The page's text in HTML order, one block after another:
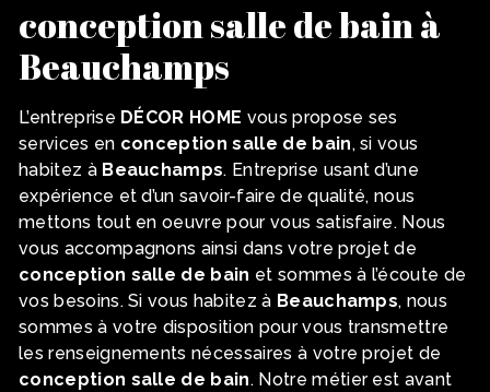
conception salle de bain à
Beauchamps
L’entreprise DÉCOR HOME vous propose ses
services en conception salle de bain, si vous
habitez à Beauchamps. Entreprise usant d’une
expérience et d’un savoir-faire de qualité, nous
mettons tout en oeuvre pour vous satisfaire. Nous
vous accompagnons ainsi dans votre projet de
conception salle de bain et sommes à l’écoute de
vos besoins. Si vous habitez à Beauchamps, nous
sommes à votre disposition pour vous transmettre
les renseignements nécessaires à votre projet de
conception salle de bain. Notre métier est avant